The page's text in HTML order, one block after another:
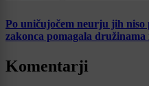
Po uničujočem neurju jih niso
zakonca pomagala družinama
Komentarji